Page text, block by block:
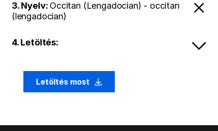
3. Nyelv: Occitan (Lengadocian) - occitan
(lengadocian)
4. Letöltés:
Letöltés most